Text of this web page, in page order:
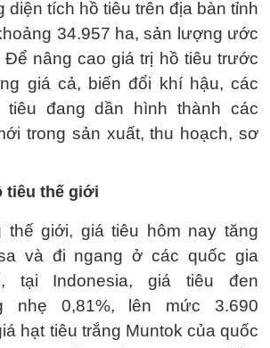
diện tích hồ tiêu trên địa bàn tỉnh
34.957 ha, sản lượng ước
Ðể nâng cao giá trị hồ tiêu trước
giá cả, biến đổi khí hậu, các
tiêu đang dần hình thành các
trong sản xuất, thu hoạch, sơ
tiêu thế giới
thế giới, giá tiêu hôm nay tăng
và đi ngang ở các quốc gia
tại Indonesia, giá tiêu đen
nhẹ 0,81%, lên mức 3.690
hạt tiêu trắng Muntok của quốc